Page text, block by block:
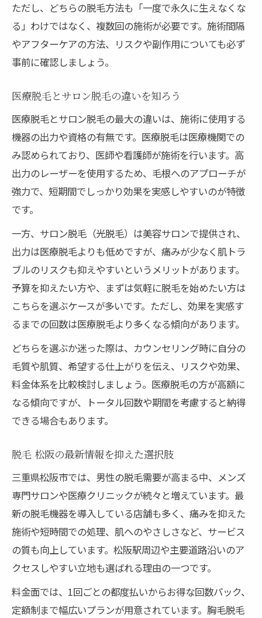
ただし、どちらの脱毛方法も「一度で永久に生えなくな
る」わけではなく、複数回の施術が必要です。施術間隔
やアフターケアの方法、リスクや副作用についても必ず
事前に確認しましょう。
医療脱毛とサロン脱毛の違いを知ろう
医療脱毛とサロン脱毛の最大の違いは、施術に使用する
機器の出力や資格の有無です。医療脱毛は医療機関での
み認められており、医師や看護師が施術を行います。高
出力のレーザーを使用するため、毛根へのアプローチが
強力で、短期間でしっかり効果を実感しやすいのが特徴
です。
一方、サロン脱毛（光脱毛）は美容サロンで提供され、
出力は医療脱毛よりも低めですが、痛みが少なく肌トラ
ブルのリスクも抑えやすいというメリットがあります。
予算を抑えたい方や、まずは気軽に脱毛を始めたい方は
こちらを選ぶケースが多いです。ただし、効果を実感す
るまでの回数は医療脱毛より多くなる傾向があります。
どちらを選ぶか迷った際は、カウンセリング時に自分の
毛質や肌質、希望する仕上がりを伝え、リスクや効果、
料金体系を比較検討しましょう。医療脱毛の方が高額に
なる傾向ですが、トータル回数や期間を考慮すると納得
できる場合もあります。
脱毛 松阪の最新情報を抑えた選択肢
三重県松阪市では、男性の脱毛需要が高まる中、メンズ
専門サロンや医療クリニックが続々と増えています。最
新の脱毛機器を導入している店舗も多く、痛みを抑えた
施術や短時間での処理、肌へのやさしさなど、サービス
の質も向上しています。松阪駅周辺や主要道路沿いのア
クセスしやすい立地も選ばれる理由の一つです。
料金面では、1回ごとの都度払いからお得な回数パック、
定額制まで幅広いプランが用意されています。胸毛脱毛